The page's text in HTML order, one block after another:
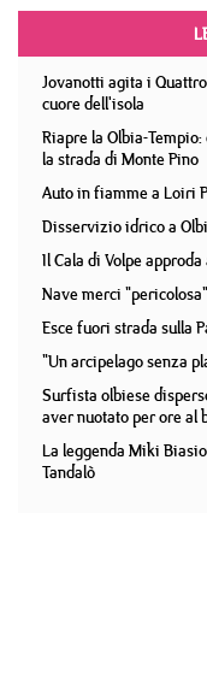
Jovanotti agita i
cuore dell'isola
Riapre la Olbia-
la strada di Monte Pino
Auto in fiamme a Loiri
Disservizio idrico a
Il Cala di Volpe
Nave merci
Esce fuori strada sulla
"Un arcipelago senza
Surfista olbiese
aver nuotato per ore al
La leggenda Miki
Tandalò